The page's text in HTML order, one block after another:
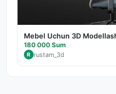
Mebel Uchun 3D
180 000 Sum
R rustam_3d